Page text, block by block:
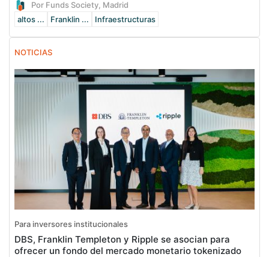
Por Funds Society, Madrid
altos ...
Franklin ... Infraestructuras
NOTICIAS
Para inversores institucionales
DBS, Franklin Templeton y Ripple se asocian para
ofrecer un fondo del mercado monetario tokenizado